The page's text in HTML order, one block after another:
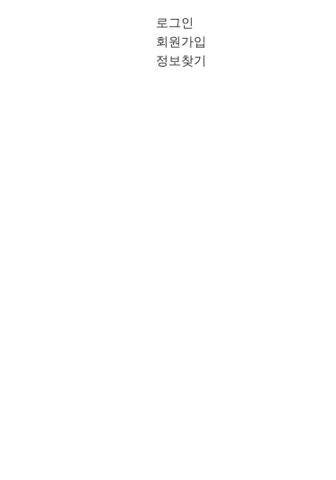
로그인
회원가입
정보찾기